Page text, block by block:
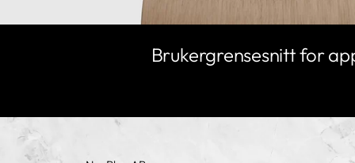
Brukergrensesnitt for